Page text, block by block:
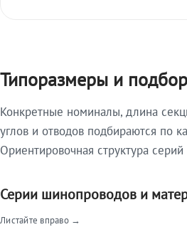
Типоразмеры и подбор
Конкретные номиналы, длина
углов и отводов подбираются по
Ориентировочная структура
Серии шинопроводов и
Листайте вправо →